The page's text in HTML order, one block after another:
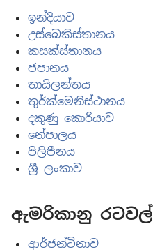
ඉන්දියාව
උස්බෙකිස්තානය
කසක්ස්තානය
ජපානය
තායිලන්තය
තුර්ක්මෙනිස්ථානය
දකුණු කොරියාව
නේපාලය
පිලිපීනය
ශ්‍රී ලංකාව
ඇ‍මරිකානු රටවල්
ආර්ජන්ටිනාව